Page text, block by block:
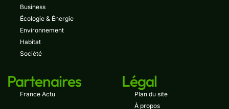
Business
Écologie & Énergie
Environnement
Habitat
Société
Partenaires
France Actu
Légal
Plan du site
À propos